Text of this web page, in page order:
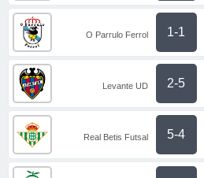
O Parrulo Ferrol 1-1
Levante UD 2-5
Real Betis Futsal 5-4